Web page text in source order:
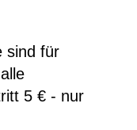
sind für
5 € - nur